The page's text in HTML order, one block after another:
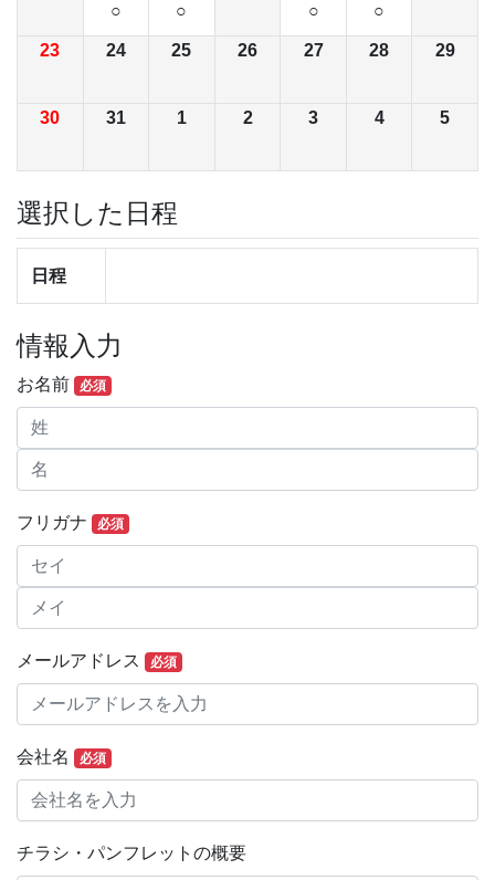
○
○
○
○
23 24 25 26 27 28 29
30 31 1 2 3 4 5
選択した日程
日程
情報入力
お名前 必須
フリガナ 必須
メールアドレス 必須
会社名 必須
チラシ・パンフレットの概要